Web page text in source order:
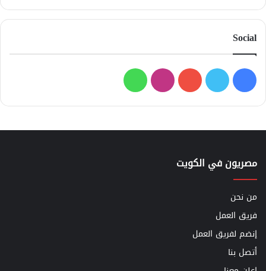
Social
فيسبوك
تويتر يوتيوبانستقرامواتساب
مصريون في الكويت
من نحن
فريق العمل
إنضم لفريق العمل
أتصل بنا